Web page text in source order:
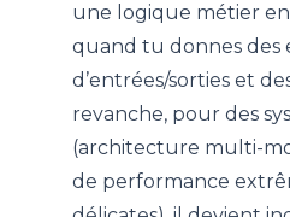
une logique métier
quand tu donnes des
d’entrées/sorties et
revanche, pour des
(architecture multi-
de performance